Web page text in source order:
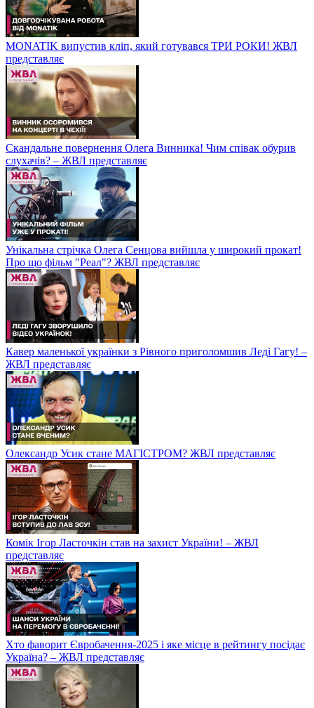
MONATIK випустив кліп, який готувався ТРИ РОКИ! ЖВЛ
представляє
Скандальне повернення Олега Винника! Чим співак обурив
слухачів? – ЖВЛ представляє
Унікальна стрічка Олега Сенцова вийшла у широкий прокат!
Про що фільм "Реал"? ЖВЛ представляє
Кавер маленької українки з Рівного приголомшив Леді Гагу! –
ЖВЛ представляє
Олександр Усик стане МАГІСТРОМ? ЖВЛ представляє
Комік Ігор Ласточкін став на захист України! – ЖВЛ
представляє
Хто фаворит Євробачення-2025 і яке місце в рейтингу посідає
Україна? – ЖВЛ представляє